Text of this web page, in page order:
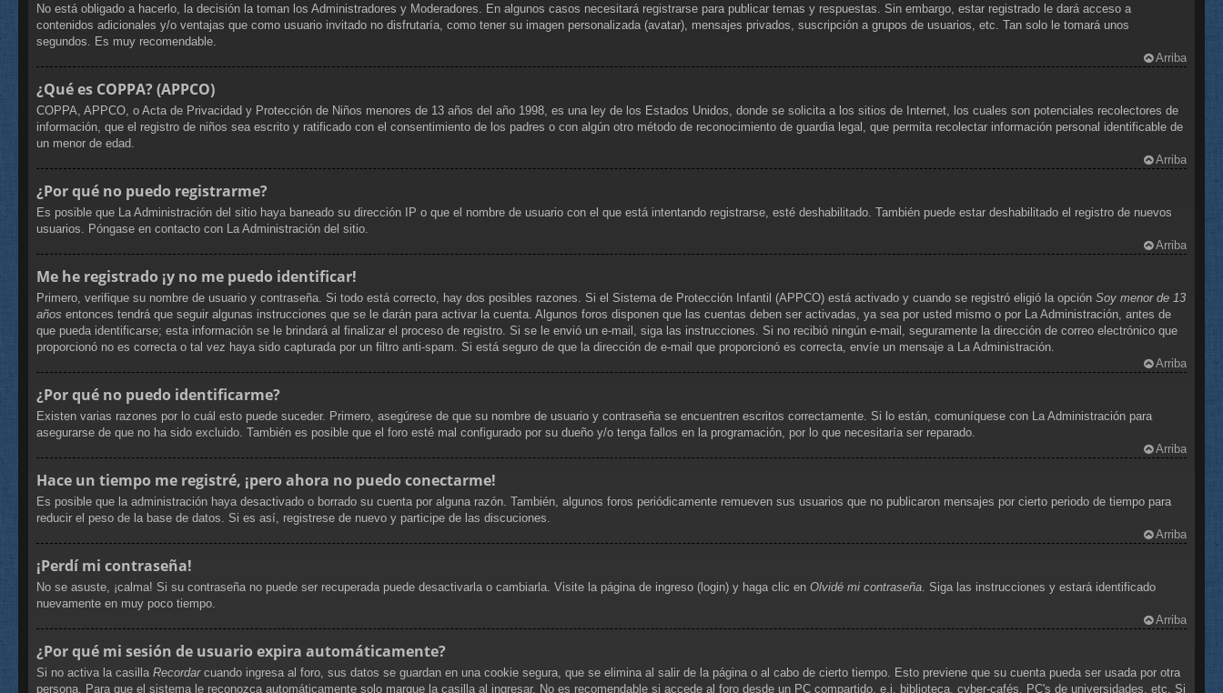
No está obligado a hacerlo, la decisión la toman los Administradores y Moderadores. En algunos casos necesitará registrarse para publicar temas y respuestas. Sin embargo, estar registrado le dará acceso a
contenidos adicionales y/o ventajas que como usuario invitado no disfrutaría, como tener su imagen personalizada (avatar), mensajes privados, suscripción a grupos de usuarios, etc. Tan solo le tomará unos
segundos. Es muy recomendable.
Arriba
¿Qué es COPPA? (APPCO)
COPPA, APPCO, o Acta de Privacidad y Protección de Niños menores de 13 años del año 1998, es una ley de los Estados Unidos, donde se solicita a los sitios de Internet, los cuales son potenciales recolectores de
información, que el registro de niños sea escrito y ratificado con el consentimiento de los padres o con algún otro método de reconocimiento de guardia legal, que permita recolectar información personal identificable de
un menor de edad.
Arriba
¿Por qué no puedo registrarme?
Es posible que La Administración del sitio haya baneado su dirección IP o que el nombre de usuario con el que está intentando registrarse, esté deshabilitado. También puede estar deshabilitado el registro de nuevos
usuarios. Póngase en contacto con La Administración del sitio.
Arriba
Me he registrado ¡y no me puedo identificar!
Primero, verifique su nombre de usuario y contraseña. Si todo está correcto, hay dos posibles razones. Si el Sistema de Protección Infantil (APPCO) está activado y cuando se registró eligió la opción Soy menor de 13
años entonces tendrá que seguir algunas instrucciones que se le darán para activar la cuenta. Algunos foros disponen que las cuentas deben ser activadas, ya sea por usted mismo o por La Administración, antes de
que pueda identificarse; esta información se le brindará al finalizar el proceso de registro. Si se le envió un e-mail, siga las instrucciones. Si no recibió ningún e-mail, seguramente la dirección de correo electrónico que
proporcionó no es correcta o tal vez haya sido capturada por un filtro anti-spam. Si está seguro de que la dirección de e-mail que proporcionó es correcta, envíe un mensaje a La Administración.
Arriba
¿Por qué no puedo identificarme?
Existen varias razones por lo cuál esto puede suceder. Primero, asegúrese de que su nombre de usuario y contraseña se encuentren escritos correctamente. Si lo están, comuníquese con La Administración para
asegurarse de que no ha sido excluido. También es posible que el foro esté mal configurado por su dueño y/o tenga fallos en la programación, por lo que necesitaría ser reparado.
Arriba
Hace un tiempo me registré, ¡pero ahora no puedo conectarme!
Es posible que la administración haya desactivado o borrado su cuenta por alguna razón. También, algunos foros periódicamente remueven sus usuarios que no publicaron mensajes por cierto periodo de tiempo para
reducir el peso de la base de datos. Si es así, registrese de nuevo y participe de las discuciones.
Arriba
¡Perdí mi contraseña!
No se asuste, ¡calma! Si su contraseña no puede ser recuperada puede desactivarla o cambiarla. Visite la página de ingreso (login) y haga clic en Olvidé mi contraseña. Siga las instrucciones y estará identificado
nuevamente en muy poco tiempo.
Arriba
¿Por qué mi sesión de usuario expira automáticamente?
Si no activa la casilla Recordarcuando ingresa al foro, sus datos se guardan en una cookie segura, que se elimina al salir de la página o al cabo de cierto tiempo. Esto previene que su cuenta pueda ser usada por otra
persona. Para que el sistema le reconozca automáticamente solo marque la casilla al ingresar. No es recomendable si accede al foro desde un PC compartido, e.j. biblioteca, cyber-cafés, PC's de universidades, etc. Si